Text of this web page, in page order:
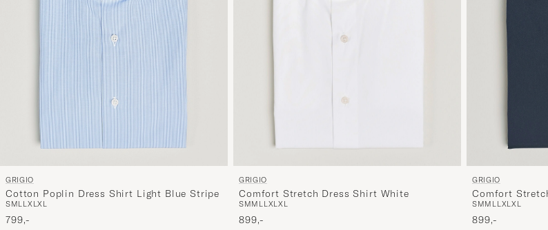
GRIGIO
Cotton Poplin Dress Shirt Light Blue Stripe
SMLLXLXL
799,-
GRIGIO
Comfort Stretch Dress Shirt White
SMM LLXLXL
899,-
GRIGIO
Comfort
SMM LLXLXL
899,-